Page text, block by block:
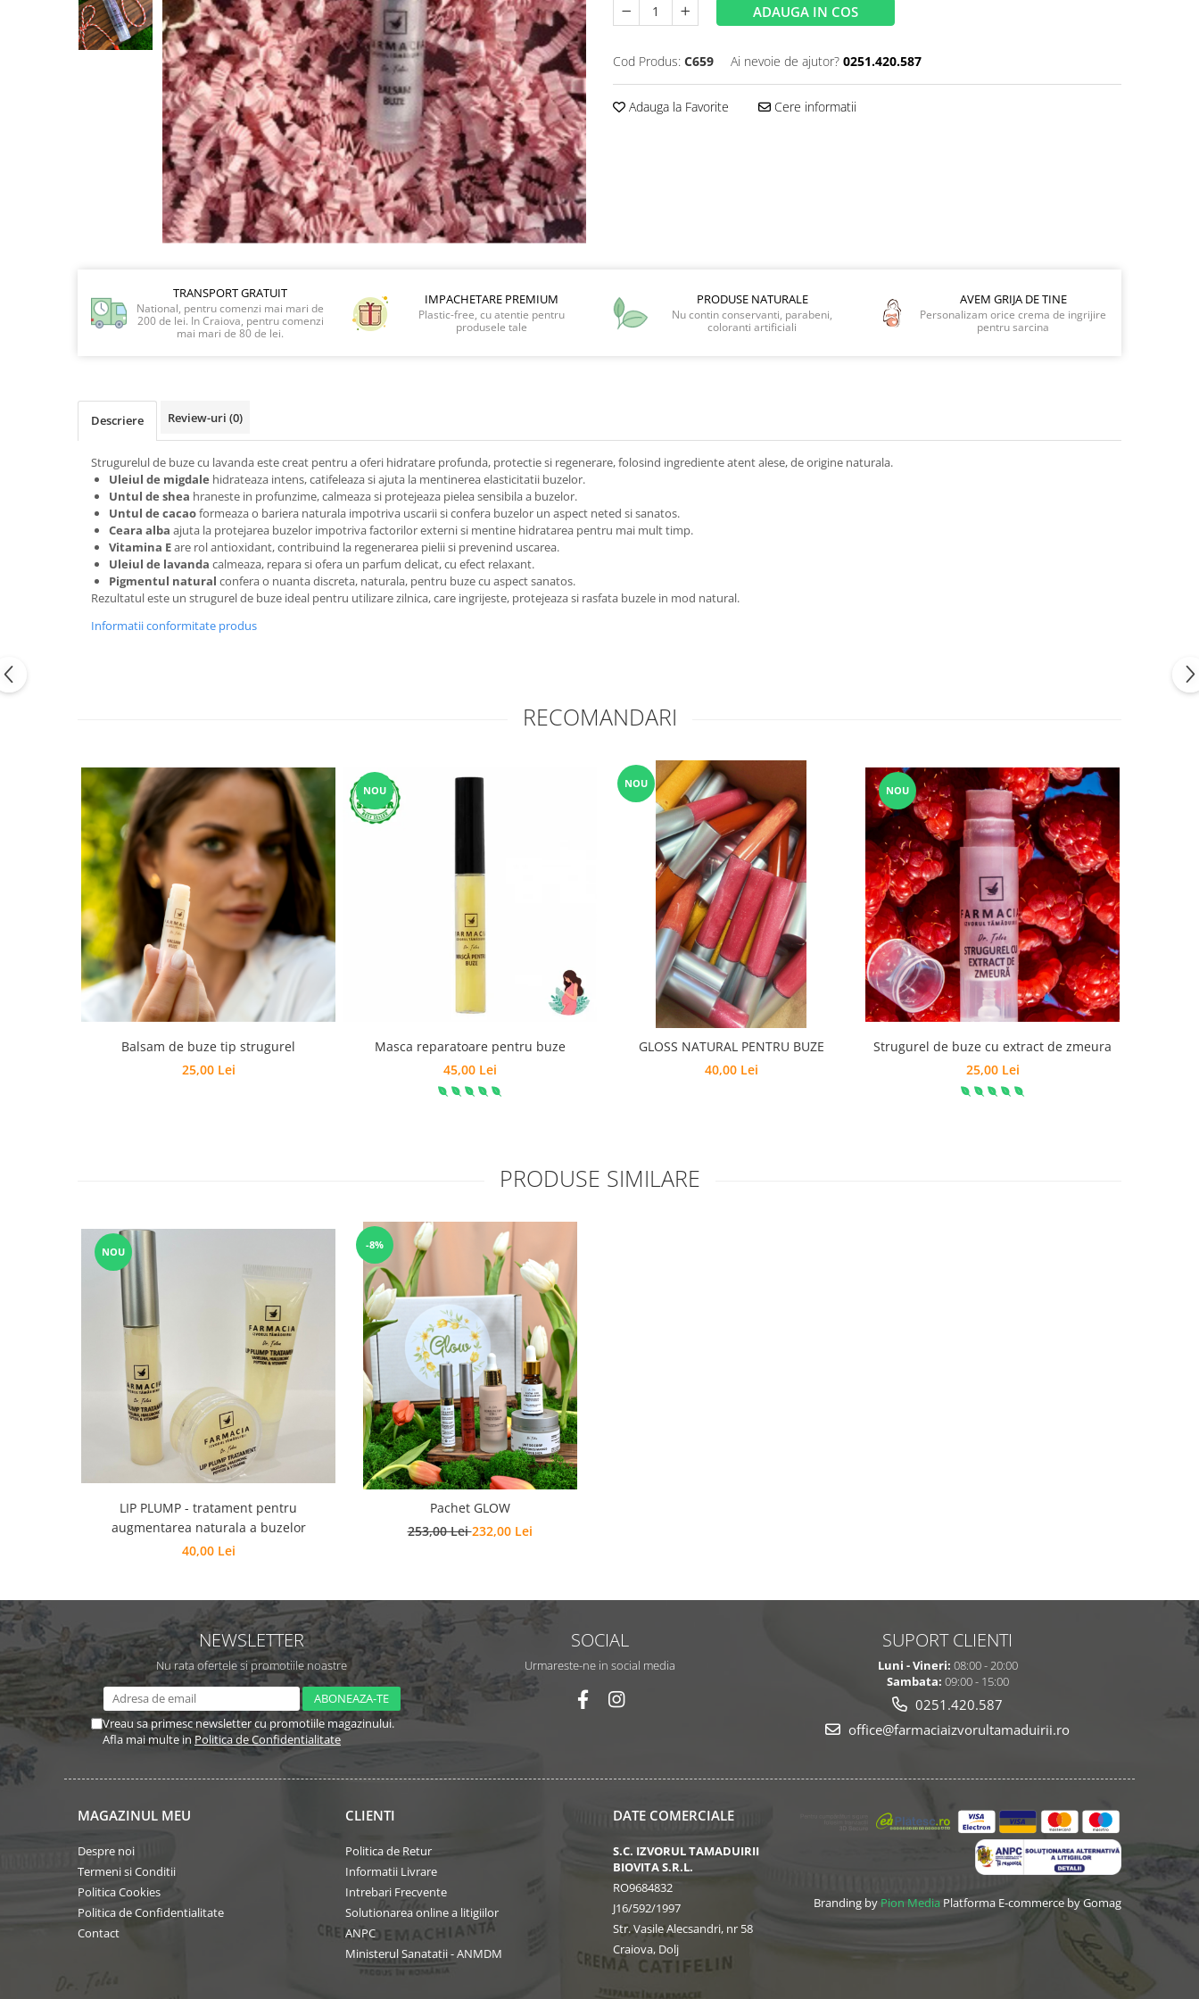
PREPARATE DERMATOLOGICE
Alte preparate dermatologice
PREPARATE GINECOLOGICE
SOLUTIE DEZINFECTANTA
ADAUGA IN COS
Cod Produs: C659 Ai nevoie de ajutor? 0251.420.587
Adauga la Favorite Cere informatii
TRANSPORT GRATUIT
National, pentru comenzi mai mari de
200 de lei. In Craiova, pentru comenzi
mai mari de 80 de lei.
IMPACHETARE PREMIUM
Plastic-free, cu atentie pentru
produsele tale
PRODUSE NATURALE
Nu contin conservanti, parabeni,
coloranti artificiali
AVEM GRIJA DE TINE
Personalizam orice crema de ingrijire
pentru sarcina
Descriere Review-uri (0)
Strugurelul de buze cu lavanda este creat pentru a oferi hidratare profunda, protectie si regenerare, folosind ingrediente atent alese, de origine naturala.
Uleiul de migdale hidrateaza intens, catifeleaza si ajuta la mentinerea elasticitatii buzelor.
Untul de shea hraneste in profunzime, calmeaza si protejeaza pielea sensibila a buzelor.
Untul de cacaoformeaza o bariera naturala impotriva uscarii si confera buzelor un aspect neted si sanatos.
Ceara alba ajuta la protejarea buzelor impotriva factorilor externi si mentine hidratarea pentru mai mult timp.
Vitamina Eare rol antioxidant, contribuind la regenerarea pielii si prevenind uscarea.
Uleiul de lavanda calmeaza, repara si ofera un parfum delicat, cu efect relaxant.
Pigmentul natural confera o nuanta discreta, naturala, pentru buze cu aspect sanatos.
Rezultatul este un strugurel de buze ideal pentru utilizare zilnica, care ingrijeste, protejeaza si rasfata buzele in mod natural.
Informatii conformitate produs
RECOMANDARI
Balsam de buze tip strugurel
25,00 Lei
NOU
Masca reparatoare pentru buze
45,00 Lei
NOU
GLOSS NATURAL PENTRU BUZE
40,00 Lei
NOU
Strugurel de buze cu extract de zmeura
25,00 Lei
PRODUSE SIMILARE
NOU
LIP PLUMP - tratament pentru
augmentarea naturala a buzelor
40,00 Lei
-8%
Pachet GLOW
253,00 Lei232,00 Lei
NEWSLETTER
Nu rata ofertele si promotiile noastre
Vreau sa primesc newsletter cu promotiile magazinului.
Afla mai multe in Politica de Confidentialitate
SOCIAL
Urmareste-ne in social media
SUPORT CLIENTI
Luni - Vineri: 08:00 - 20:00
Sambata: 09:00 - 15:00
0251.420.587
office@farmaciaizvorultamaduirii.ro
MAGAZINUL MEU
Despre noi
Termeni si Conditii
Politica Cookies
Politica de Confidentialitate
Contact
CLIENTI
Politica de Retur
Informatii Livrare
Intrebari Frecvente
Solutionarea online a litigiilor
ANPC
Ministerul Sanatatii - ANMDM
DATE COMERCIALE
S.C. IZVORUL TAMADUIRII
BIOVITA S.R.L.
RO9684832
J16/592/1997
Str. Vasile Alecsandri, nr 58
Craiova, Dolj
Branding by Pion Media Platforma E-commerce by Gomag